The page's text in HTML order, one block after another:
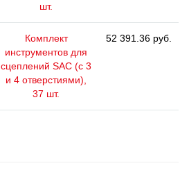
шт.
Комплект
инструментов для
сцеплений SAC (с 3
и 4 отверстиями),
37 шт.
52 391.36 руб.